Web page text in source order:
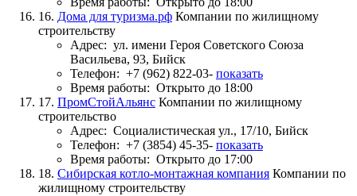
16. Дома для туризма.рф Компании по жилищному
строительству
Адрес: ул. имени Героя Советского Союза
Васильева, 93, Бийск
Телефон: +7 (962) 822-03- показать
Время работы: Открыто до 18:00
17. ПромСтойАльянс Компании по жилищному
строительство
Адрес: Социалистическая ул., 17/10, Бийск
Телефон: +7 (3854) 45-35- показать
Время работы: Открыто до 17:00
18. Сибирская котло-монтажная компания Компании по
жилищному строительству